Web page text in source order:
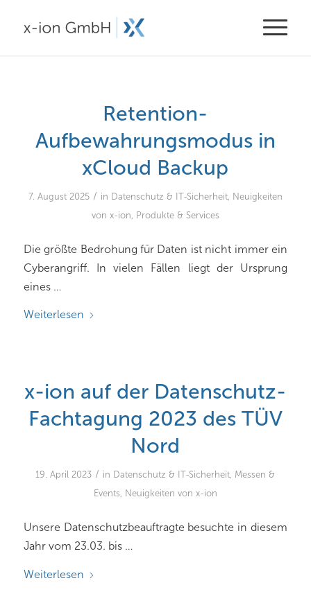
Retention-
Aufbewahrungsmodus in
xCloud Backup
7. August 2025 / in Datenschutz & IT-Sicherheit, Neuigkeiten
von x-ion, Produkte & Services
Die größte Bedrohung für Daten ist nicht immer ein
Cyberangriff. In vielen Fällen liegt der Ursprung
eines …
Weiterlesen
x-ion auf der Datenschutz-
Fachtagung 2023 des TÜV
Nord
19. April 2023 / in Datenschutz & IT-Sicherheit, Messen &
Events, Neuigkeiten von x-ion
Unsere Datenschutzbeauftragte besuchte in diesem
Jahr vom 23.03. bis …
Weiterlesen